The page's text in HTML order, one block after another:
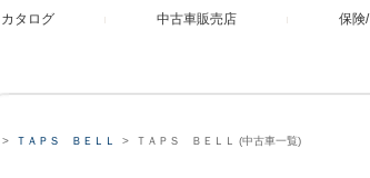
カタログ 中古車販売店 保険
ＴＡＰＳ ＢＥＬＬ ＴＡＰＳ ＢＥＬＬ (中古車一覧)